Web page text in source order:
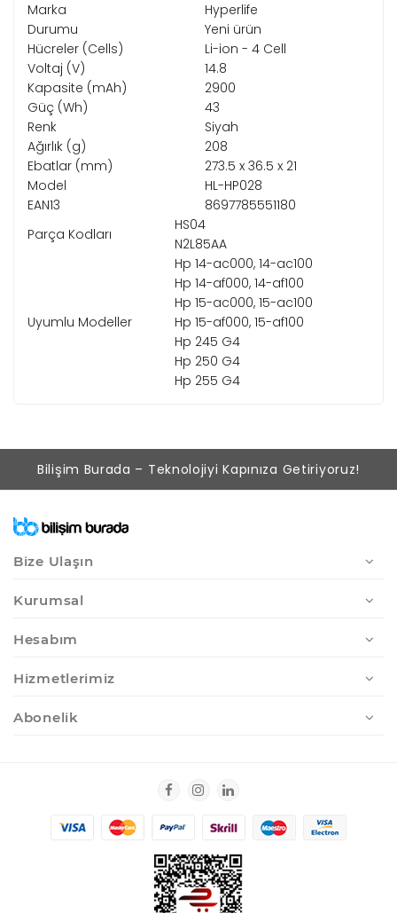
Marka
Hyperlife
Durumu
Yeni ürün
Hücreler (Cells)
Li-ion - 4 Cell
Voltaj (V)
14.8
Kapasite (mAh)
2900
Güç (Wh)
43
Renk
Siyah
Ağırlık (g)
208
Ebatlar (mm)
273.5 x 36.5 x 21
Model
HL-HP028
EAN13
8697785551180
Parça Kodları
HS04
N2L85AA
Uyumlu Modeller
Hp 14-ac000, 14-ac100
Hp 14-af000, 14-af100
Hp 15-ac000, 15-ac100
Hp 15-af000, 15-af100
Hp 245 G4
Hp 250 G4
Hp 255 G4
Bilişim Burada – Teknolojiyi Kapınıza Getiriyoruz!
Bize Ulaşın
Kurumsal
Hesabım
Hizmetlerimiz
Abonelik